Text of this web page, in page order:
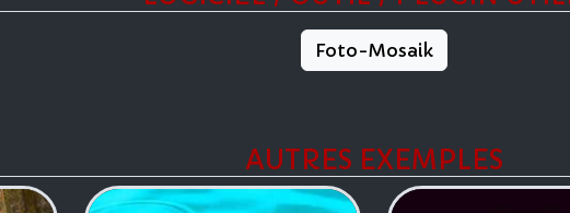
Foto-Mosaik
AUTRES EXEMPLES